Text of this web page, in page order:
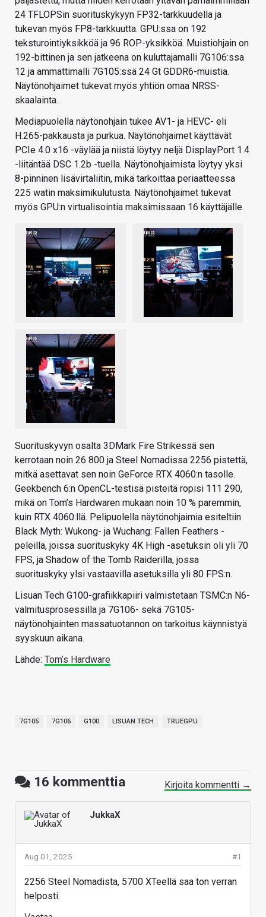
24 TFLOPSin suorituskykyyn FP32-tarkkuudella ja
tukevan myös FP8-tarkkuutta. GPU:ssa on 192
teksturointiyksikköä ja 96 ROP-yksikköä. Muistiohjain on
192-bittinen ja sen jatkeena on kuluttajamalli 7G106:ssa
12 ja ammattimalli 7G105:ssä 24 Gt GDDR6-muistia.
Näytönohjaimet tukevat myös yhtiön omaa NRSS-
skaalainta.
Mediapuolella näytönohjain tukee AV1- ja HEVC- eli
H.265-pakkausta ja purkua. Näytönohjaimet käyttävät
PCIe 4.0 x16 -väylää ja niistä löytyy neljä DisplayPort 1.4
-liitäntää DSC 1.2b -tuella. Näytönohjaimista löytyy yksi
8-pinninen lisävirtaliitin, mikä tarkoittaa periaatteessa
225 watin maksimikulutusta. Näytönohjaimet tukevat
myös GPU:n virtualisointia maksimissaan 16 käyttäjälle.
Suorituskyvyn osalta 3DMark Fire Strikessä sen
kerrotaan noin 26 800 ja Steel Nomadissa 2256 pistettä,
mitkä asettavat sen noin GeForce RTX 4060:n tasolle.
Geekbench 6:n OpenCL-testisä pisteitä ropisi 111 290,
mikä on Tom’s Hardwaren mukaan noin 10 % paremmin,
kuin RTX 4060:llä. Pelipuolella näytönohjaimia esiteltiin
Black Myth: Wukong- ja Wuchang: Fallen Feathers -
peleillä, joissa suorituskyky 4K High -asetuksin oli yli 70
FPS, ja Shadow of the Tomb Raiderilla, jossa
suorituskyky ylsi vastaavilla asetuksilla yli 80 FPS:n.
Lisuan Tech G100-grafiikkapiiri valmistetaan TSMC:n N6-
valmitusprosessilla ja 7G106- sekä 7G105-
näytönohjainten massatuotannon on tarkoitus käynnistyä
syyskuun aikana.
Lähde: Tom’s Hardware
7G105 7G106 G100 LISUAN TECH TRUEGPU
16 kommenttia Kirjoita kommentti →
JukkaX
#1
Aug 01, 2025
2256 Steel Nomadista, 5700 XTeellä saa ton verran
helposti.